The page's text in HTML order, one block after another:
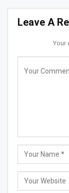
Leave A
Your